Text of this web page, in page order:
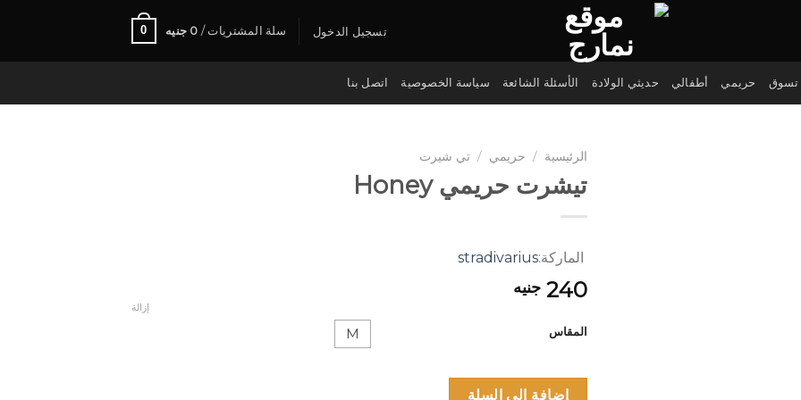
تسجيل الدخول سلة المشتريات / 0 جنيه 0
تسوق حريمي أطفالي حديثي الولادة الأسئلة الشائعة سياسة الخصوصية اتصل بنا
الرئيسية / حريمي / تي شيرت
تيشرت حريمي Honey
الماركة:stradivarius
240 جنيه
المقاس M
إزالة
إضافة إلى السلة